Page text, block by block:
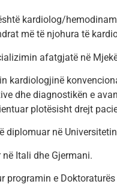
kardiolog/
më të njohura të
afatgjatë në
kardiologjinë
dhe diagnostikën e
plotësisht drejt
diplomuar në
Itali dhe Gjermani.
programin e